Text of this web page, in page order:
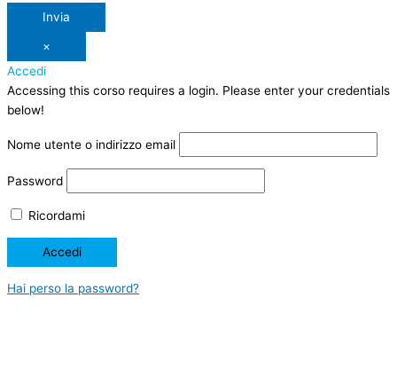
Invia
×
Accedi
Accessing this corso requires a login. Please enter your credentials
below!
Nome utente o indirizzo email
Password
Ricordami
Hai perso la password?